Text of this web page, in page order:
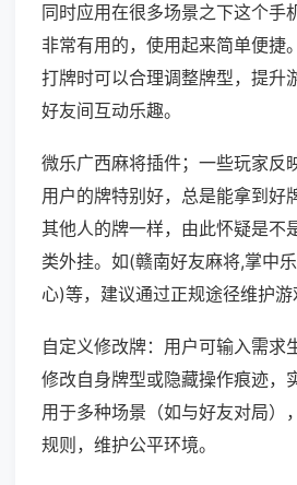
同时应用在很多场景之下这个手
非常有用的，使用起来简单便捷
打牌时可以合理调整牌型，提升
好友间互动乐趣。
微乐广西麻将插件；一些玩家反
用户的牌特别好，总是能拿到好
其他人的牌一样，由此怀疑是不
类外挂。如(赣南好友麻将,掌中
心)等，建议通过正规途径维护游
自定义修改牌：用户可输入需求
修改自身牌型或隐藏操作痕迹，
用于多种场景（如与好友对局）
规则，维护公平环境。